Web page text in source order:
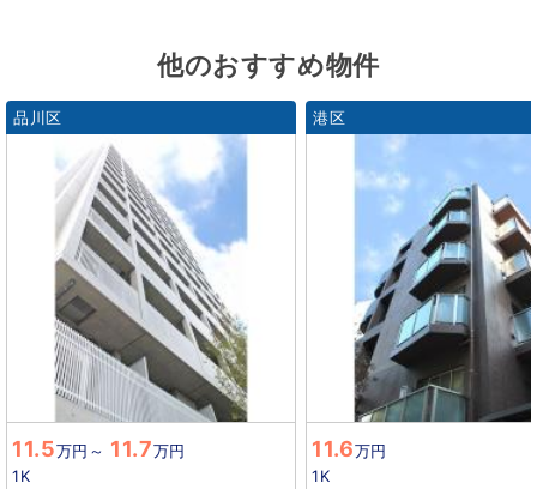
他のおすすめ物件
品川区
11.5万円 ～ 11.7万円
1K
港区
11.6万円
1K